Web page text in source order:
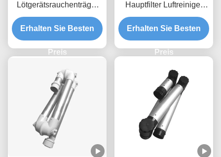
Lötgerätsrauchenträger
Zubehör Ersatzfilter Set
4,5 kg
Erhalten Sie Besten
Preis
Hauptfilter Luftreiniger
Filter für FED80
Schweißrauchabzug
Erhalten Sie Besten
Preis